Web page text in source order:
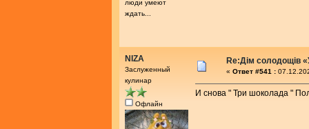
люди умеют
ждать...
NIZA
Заслуженный
кулинар
Офлайн
Re:Дім солодощів
« Ответ #541 :
И снова " Три шоколада "